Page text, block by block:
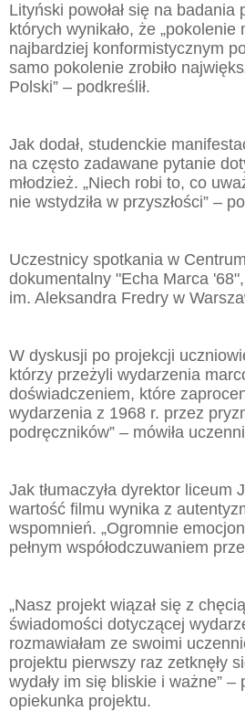
Lityński powołał się na
których wynikało, że
najbardziej konformistycznym
samo pokolenie zrobiło
Polski” – podkreślił.
Jak dodał, studenckie
na często zadawane pytanie
młodzież. „Niech robi to, co
nie wstydziła w przyszłości” –
Uczestnicy spotkania w
dokumentalny "Echa Marca
im. Aleksandra Fredry w
W dyskusji po projekcji
którzy przeżyli wydarzenia
doświadczeniem, które
wydarzenia z 1968 r. przez
podręczników” – mówiła
Jak tłumaczyła dyrektor liceum
wartość filmu wynika z
wspomnień. „Ogromnie
pełnym współodczuwaniem
„Nasz projekt wiązał się z
świadomości dotyczącej
rozmawiałam ze swoimi
projektu pierwszy raz zetknęły
wydały im się bliskie i ważne”
opiekunka projektu.